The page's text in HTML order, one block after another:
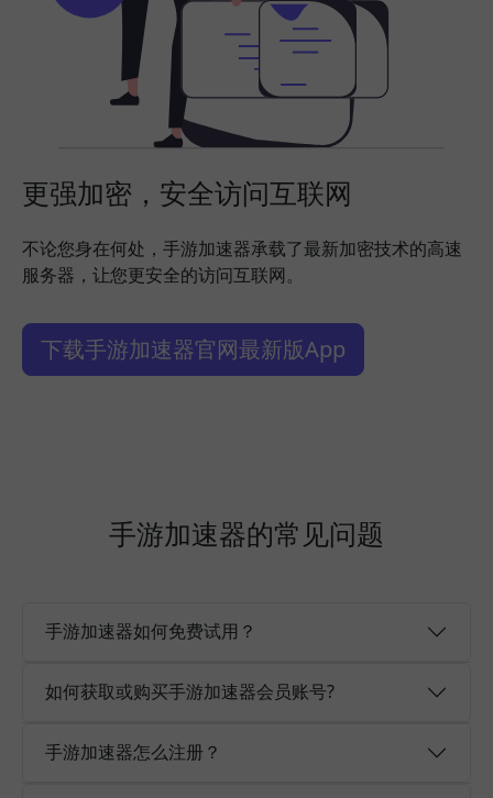
更强加密，安全访问互联网
不论您身在何处，手游加速器承载了最新加密技术的高速
服务器，让您更安全的访问互联网。
下载手游加速器官网最新版App
手游加速器的常见问题
手游加速器如何免费试用？
如何获取或购买手游加速器会员账号?
手游加速器怎么注册？